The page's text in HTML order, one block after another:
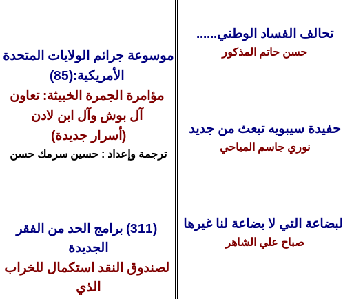
موسوعة جرائم الولايات المتحدة
الأمريكية:(85
)
مؤامرة الجمرة الخبيثة: تعاون
آل بوش وآل ابن لادن
(أسرار جديدة)
ترجمة وإعداد : حسين سرمك حسن
(
11
3) برامج الحد من الفقر
الجديدة
لصندوق النقد استكمال للخراب
الذي
تحالف الفساد الوطني......
حسن حاتم المذكور
حفيدة سيبويه تبعث من جديد
نوري جاسم المياحي
البضاعة التي لا بضاعة لنا غيرها
صباح علي الشاهر